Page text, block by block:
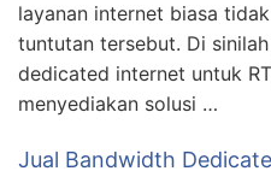
layanan internet biasa
tuntutan tersebut. Di
dedicated internet untuk
menyediakan solusi …
Jual Bandwidth